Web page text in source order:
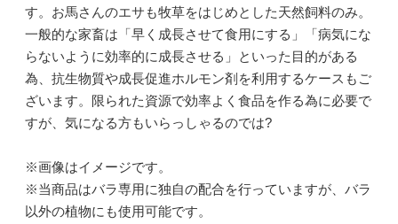
す。お馬さんのエサも牧草をはじめとした天然飼料のみ。
一般的な家畜は「早く成長させて食用にする」「病気にな
らないように効率的に成長させる」といった目的がある
為、抗生物質や成長促進ホルモン剤を利用するケースもご
ざいます。限られた資源で効率よく食品を作る為に必要で
すが、気になる方もいらっしゃるのでは?
※画像はイメージです。
※当商品はバラ専用に独自の配合を行っていますが、バラ
以外の植物にも使用可能です。